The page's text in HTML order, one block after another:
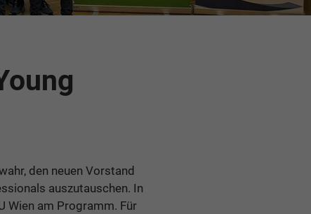
den neuen Vorstand
auszutauschen. In
Wien am Programm. Für